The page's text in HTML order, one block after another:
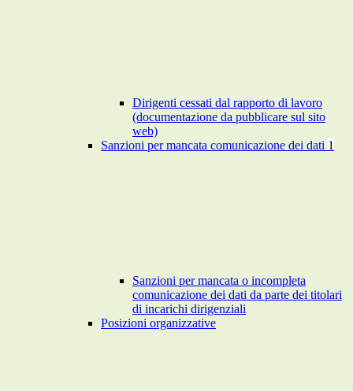
Dirigenti cessati dal rapporto di lavoro
(documentazione da pubblicare sul sito
web)
Sanzioni per mancata comunicazione dei dati 1
Sanzioni per mancata o incompleta
comunicazione dei dati da parte dei titolari
di incarichi dirigenziali
Posizioni organizzative